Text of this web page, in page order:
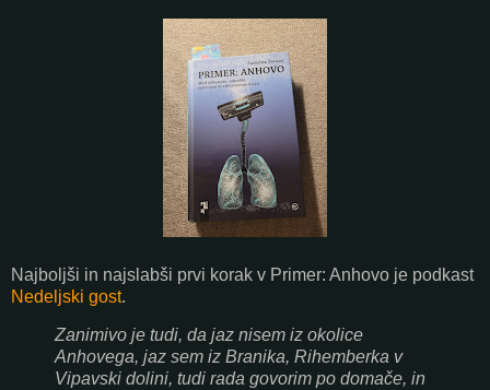
Najboljši in najslabši prvi korak v Primer: Anhovo je podkast
Nedeljski gost.
Zanimivo je tudi, da jaz nisem iz okolice
Anhovega, jaz sem iz Branika, Rihemberka v
Vipavski dolini, tudi rada govorim po domače, in